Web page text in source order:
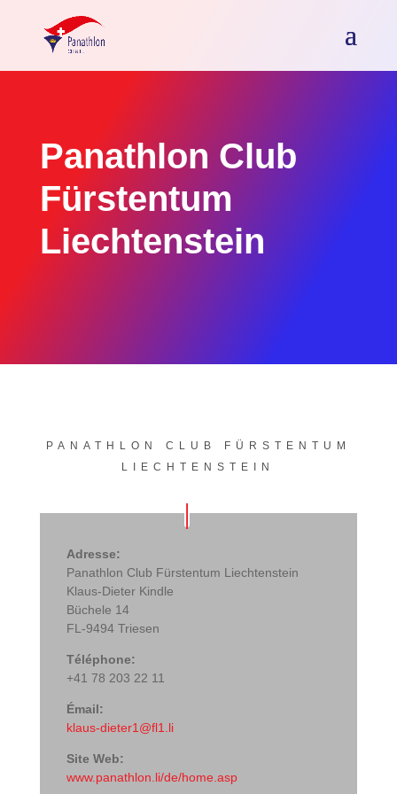
Panathlon Club
Fürstentum
Liechtenstein
PANATHLON CLUB FÜRSTENTUM
LIECHTENSTEIN
Adresse:
Panathlon Club Fürstentum Liechtenstein
Klaus-Dieter Kindle
Büchele 14
FL-9494 Triesen
Téléphone:
+41 78 203 22 11
Émail:
klaus-dieter1@fl1.li
Site Web:
www.panathlon.li/de/home.asp